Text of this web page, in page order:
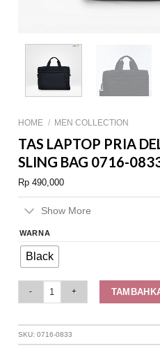
HOME / MEN COLLECTION
TAS LAPTOP PRIA
SLING BAG 0716-
Rp 490,000
Show More
WARNA
Black
SKU:0716-0833